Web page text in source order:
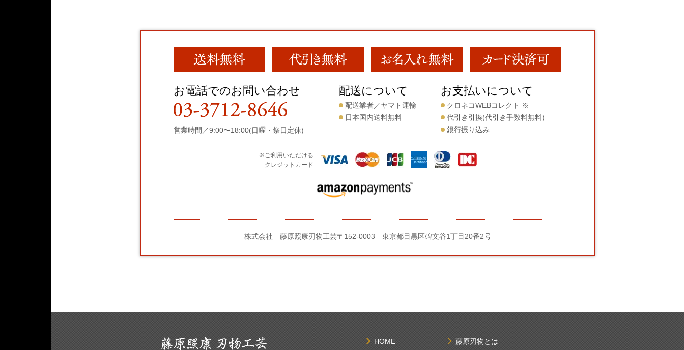
お電話でのお問い合わせ
営業時間／9:00〜18:00(日曜・祭日定休)
配送について
配送業者／ヤマト運輸
日本国内送料無料
お支払いについて
クロネコWEBコレクト ※
代引き引換(代引き手数料無料)
銀行振り込み
※ご利用いただける
クレジットカード
株式会社 藤原照康刃物工芸〒152-0003 東京都目黒区碑文谷1丁目20番2号
HOME
藤原刃物とは